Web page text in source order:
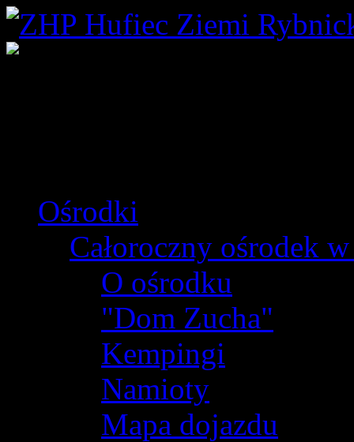
Ośrodki
Całoroczny ośrodek
O ośrodku
"Dom Zucha"
Kempingi
Namioty
Mapa dojazdu